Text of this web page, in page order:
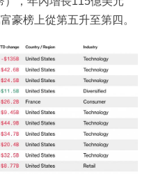
豪榜上從第五升至第四。